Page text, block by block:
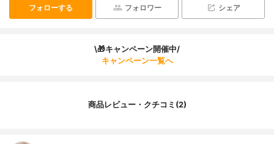
フォローする フォロワー シェア
\🎁キャンペーン開催中/
キャンペーン一覧へ
商品レビュー・クチコミ(2)